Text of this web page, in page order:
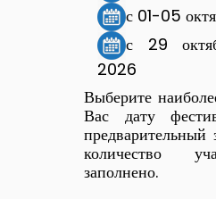
с 01-05
с 29
2026
Выберите
Вас дату
предварительный
количество
заполнено.